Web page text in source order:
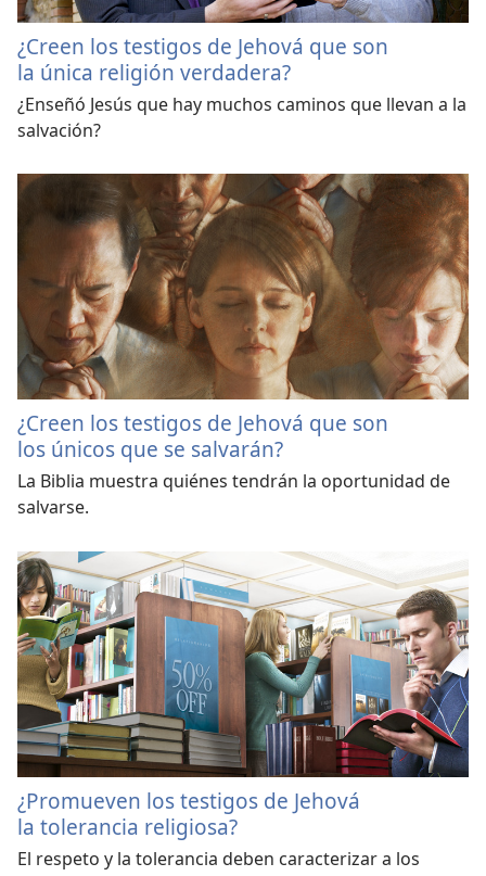
¿Creen los testigos de Jehová que son
la única religión verdadera?
¿Enseñó Jesús que hay muchos caminos que llevan a la
salvación?
¿Creen los testigos de Jehová que son
los únicos que se salvarán?
La Biblia muestra quiénes tendrán la oportunidad de
salvarse.
¿Promueven los testigos de Jehová
la tolerancia religiosa?
El respeto y la tolerancia deben caracterizar a los